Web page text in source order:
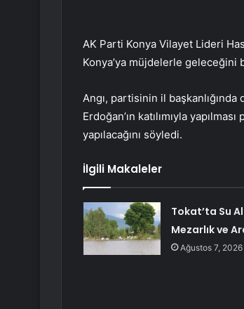
AK Parti Konya Vilayet Lideri
Konya’ya müjdelerle geleceğini
Angı, partisinin il başkanlığında
Erdoğan’ın katılımıyla
yapılacağını söyledi.
İlgili Makaleler
Tokat’ta Su
Mezarlık ve
Ağustos 7, 2026